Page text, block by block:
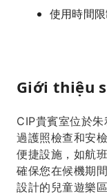
使用時間
Giới thiệu
CIP貴賓室位於
過護照檢查和安
便捷設施，如航
確保您在候機期
設計的兒童遊樂